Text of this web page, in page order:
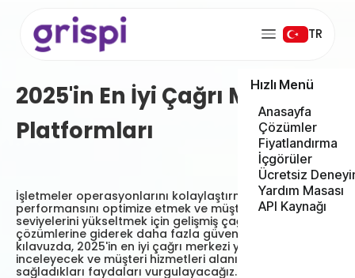
TR
Hızlı Menü
Anasayfa
Çözümler
Fiyatlandırma
İçgörüler
Ücretsiz
Yardım Masası
API Kaynağı
2025'in En İyi Çağrı Merkezi
Platformları
İşletmeler operasyonlarını kolaylaştırmak, temsilci
performansını optimize etmek ve müşteri memnuniyeti
seviyelerini yükseltmek için gelişmiş çağrı merkezi
çözümlerine giderek daha fazla güveniyor. Bu kapsamlı
kılavuzda, 2025'in en iyi çağrı merkezi yazılımlarını
inceleyecek ve müşteri hizmetleri alanında firmalara
sağladıkları faydaları vurgulayacağız.